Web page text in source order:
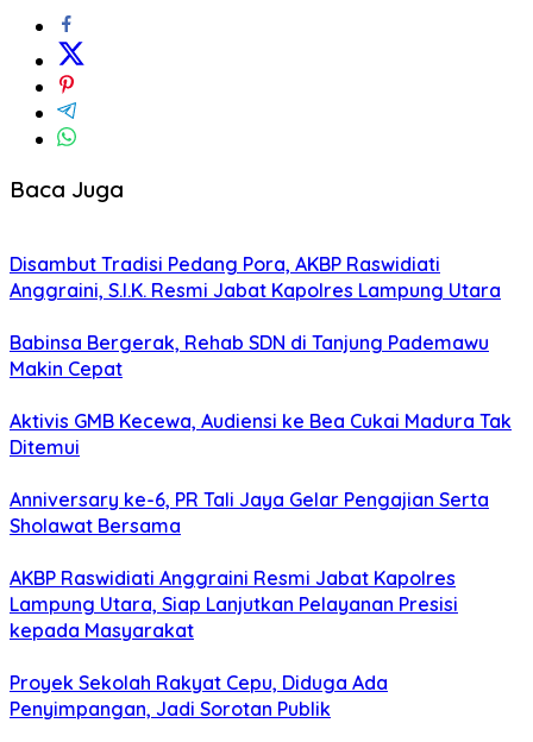
Baca Juga
Disambut Tradisi Pedang Pora, AKBP Raswidiati
Anggraini, S.I.K. Resmi Jabat Kapolres Lampung Utara
Babinsa Bergerak, Rehab SDN di Tanjung Pademawu
Makin Cepat
Aktivis GMB Kecewa, Audiensi ke Bea Cukai Madura Tak
Ditemui
Anniversary ke-6, PR Tali Jaya Gelar Pengajian Serta
Sholawat Bersama
AKBP Raswidiati Anggraini Resmi Jabat Kapolres
Lampung Utara, Siap Lanjutkan Pelayanan Presisi
kepada Masyarakat
Proyek Sekolah Rakyat Cepu, Diduga Ada
Penyimpangan, Jadi Sorotan Publik